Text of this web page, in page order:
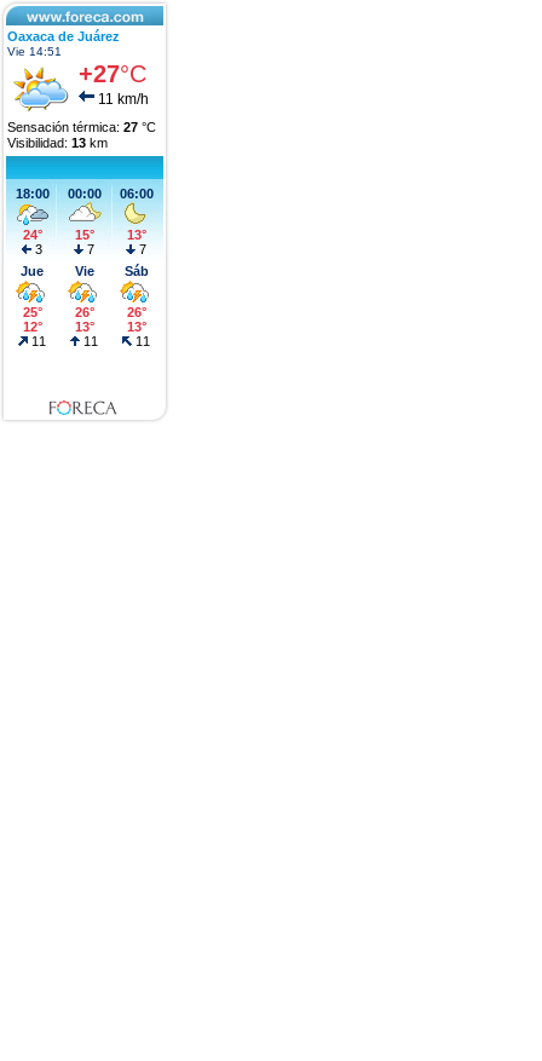
Oaxaca de Juárez
Vie 14:51
+27°C
11 km/h
Sensación térmica: 27 °C
Visibilidad: 13 km
18:00
24°
3
00:00
15°
7
06:00
13°
7
Jue
25°
12°
11
Vie
26°
13°
11
Sáb
26°
13°
11